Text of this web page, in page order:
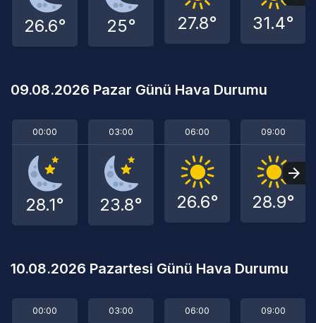
26.6° 25° 27.8° 31.4°
09.08.2026 Pazar Günü Hava Durumu
00:00
28.1°
03:00
23.8°
06:00
26.6°
09:00
28.9°
10.08.2026 Pazartesi Günü Hava Durumu
00:00 03:00 06:00 09:00